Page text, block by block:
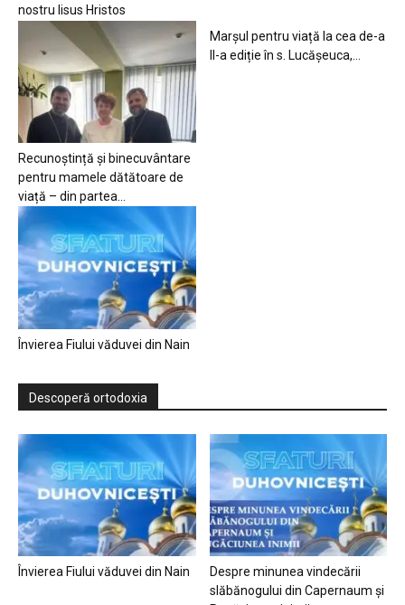
nostru Iisus Hristos
Recunoștință și binecuvântare
pentru mamele dătătoare de
viață – din partea...
Marșul pentru viață la cea de-a
II-a ediție în s. Lucășeuca,...
Învierea Fiului văduvei din Nain
Descoperă ortodoxia
Învierea Fiului văduvei din Nain
Despre minunea vindecării
slăbănogului din Capernaum și